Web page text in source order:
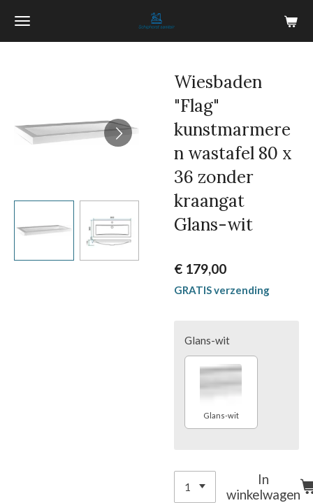
Ga
Wiesbaden
"Flag"
kunstmarmere
n wastafel 80 x
36 zonder
kraangat
Glans-wit
€ 179,00
GRATIS verzending
Glans-wit
Glans-wit
In
winkelwagen